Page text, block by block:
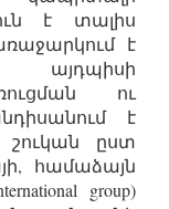
է տալիս
է
այդպիսի
ու
է
շուկան ըստ
համաձայն
group)